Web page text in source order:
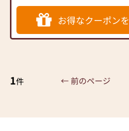
広い商品の品揃えと知識豊
かなスタッフ。アフターサ
ービスも万全です。ぜひお
気軽にお越しください。
お得なクーポン
1件 ← 前のページ